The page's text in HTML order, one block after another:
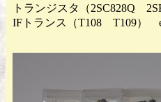
トランジスタ（2SC828Q
IFトランス（T108 T109）